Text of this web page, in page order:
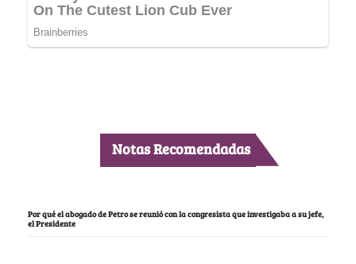
Notas Recomendadas
Por qué el abogado de Petro se reunió con la congresista que investigaba a su jefe,
el Presidente